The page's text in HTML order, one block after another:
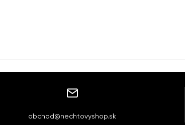
obchod@nechtovyshop.sk